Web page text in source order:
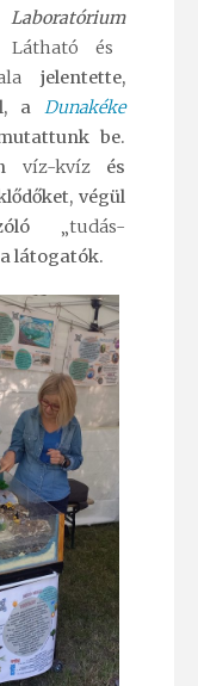
Látható és
jelentette,
aDunakéke
be.
víz-kvízés
végül
„tudás-
látogatók.